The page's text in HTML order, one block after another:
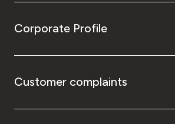
Corporate Profile
Customer complaints